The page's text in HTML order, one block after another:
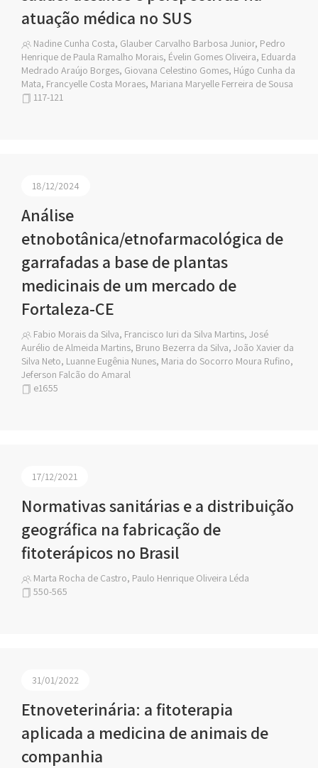
atuação médica no SUS
Nadine Cunha Costa, Glauber Carvalho Barbosa Junior, Pedro
Henrique de Paula Ramalho Morais, Évelin Gomes Oliveira, Eduarda
Medrado Araújo Borges, Giovana Celestino Gomes, Húgo Cunha da
Mata, Francyelle Costa Moraes, Mariana Maryelle Ferreira de Sousa
117-121
18/12/2024
Análise
etnobotânica/etnofarmacológica de
garrafadas a base de plantas
medicinais de um mercado de
Fortaleza-CE
Fabio Morais da Silva, Francisco Iuri da Silva Martins, José
Aurélio de Almeida Martins, Bruno Bezerra da Silva, João Xavier da
Silva Neto, Luanne Eugênia Nunes, Maria do Socorro Moura Rufino,
Jeferson Falcão do Amaral
e1655
17/12/2021
Normativas sanitárias e a distribuição
geográfica na fabricação de
fitoterápicos no Brasil
Marta Rocha de Castro, Paulo Henrique Oliveira Léda
550-565
31/01/2022
Etnoveterinária: a fitoterapia
aplicada a medicina de animais de
companhia